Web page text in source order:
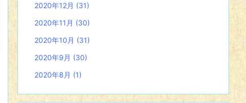
2020年12月 (31)
2020年11月 (30)
2020年10月 (31)
2020年9月 (30)
2020年8月 (1)